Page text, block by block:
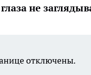
не
отключены.